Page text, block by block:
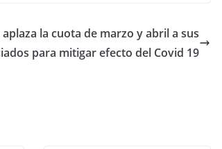
la cuota de marzo y abril a sus
para mitigar efecto del Covid 19